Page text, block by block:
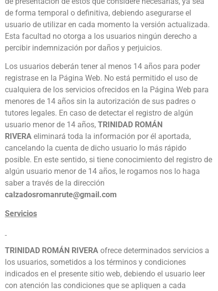
de forma temporal o definitiva, debiendo asegurarse el
usuario de utilizar en cada momento la versión actualizada.
Esta facultad no otorga a los usuarios ningún derecho a
percibir indemnización por daños y perjuicios.
Los usuarios deberán tener al menos 14 años para poder
registrase en la Página Web. No está permitido el uso de
cualquiera de los servicios ofrecidos en la Página Web para
menores de 14 años sin la autorización de sus padres o
tutores legales. En caso de detectar el registro de algún
usuario menor de 14 años, TRINIDAD ROMÁN
RIVERA eliminará toda la información por él aportada,
cancelando la cuenta de dicho usuario lo más rápido
posible. En este sentido, si tiene conocimiento del registro de
algún usuario menor de 14 años, le rogamos nos lo haga
saber a través de la dirección
calzadosromanrute@gmail.com
Servicios
TRINIDAD ROMÁN RIVERA ofrece determinados servicios a
los usuarios, sometidos a los términos y condiciones
indicados en el presente sitio web, debiendo el usuario leer
con atención las condiciones que se apliquen a cada